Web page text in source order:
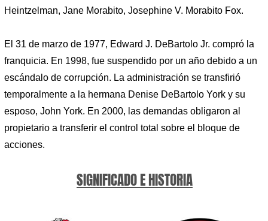
Heintzelman, Jane Morabito, Josephine V. Morabito Fox.
El 31 de marzo de 1977, Edward J. DeBartolo Jr. compró la
franquicia. En 1998, fue suspendido por un año debido a un
escándalo de corrupción. La administración se transfirió
temporalmente a la hermana Denise DeBartolo York y su
esposo, John York. En 2000, las demandas obligaron al
propietario a transferir el control total sobre el bloque de
acciones.
SIGNIFICADO E HISTORIA